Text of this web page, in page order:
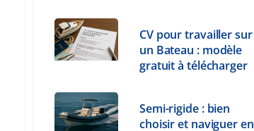
CV pour travailler sur
un Bateau : modèle
gratuit à télécharger
Semi-rigide : bien
choisir et naviguer en